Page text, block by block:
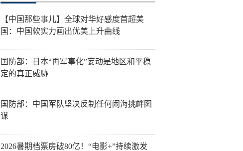
【中国那些事儿】全球对华好感度首超美
国：中国软实力画出优美上升曲线
国防部：日本“再军事化”妄动是地区和平稳
定的真正威胁
国防部：中国军队坚决反制任何闹海挑衅图
谋
2026暑期档票房破80亿！“电影+”持续激发